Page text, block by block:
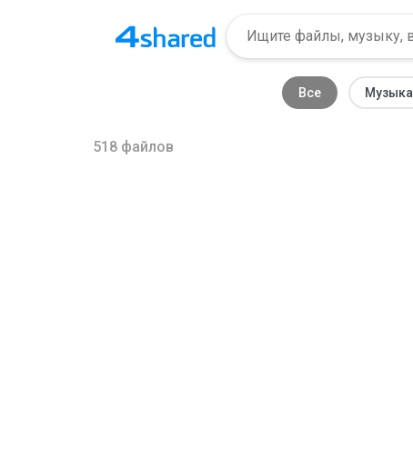
Все Музыка
518 файлов